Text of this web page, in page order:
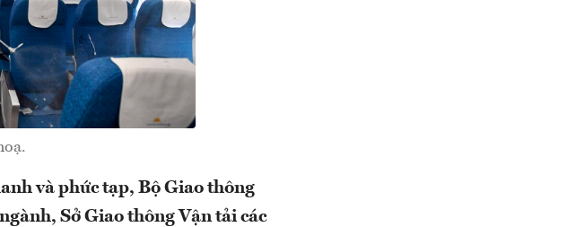
và phức tạp, Bộ Giao thông
Sở Giao thông Vận tải các